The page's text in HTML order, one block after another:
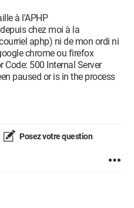
à l'APHP
chez moi à la
aphp) ni de mon ordi ni
chrome ou firefox
Code: 500 Internal Server
paused or is in the process
Posez votre question